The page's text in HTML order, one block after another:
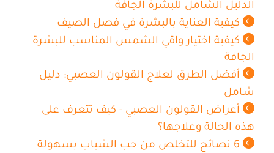
الدليل الشامل للبشرة الجافة
كيفية العناية بالبشرة في فصل الصيف
كيفية اختيار واقي الشمس المناسب للبشرة
الجافة
أفضل الطرق لعلاج القولون العصبي: دليل
شامل
أعراض القولون العصبي - كيف تتعرف على
هذه الحالة وعلاجها؟
6 نصائح للتخلص من حب الشباب بسهولة